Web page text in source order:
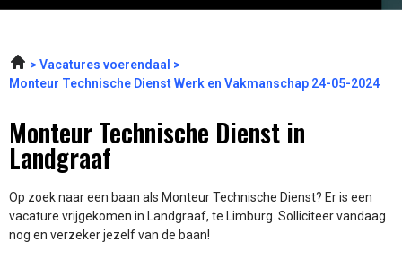
Vacatures voerendaal
Monteur Technische Dienst Werk en Vakmanschap 24-05-2024
Monteur Technische Dienst in
Landgraaf
Op zoek naar een baan als Monteur Technische Dienst? Er is een
vacature vrijgekomen in Landgraaf, te Limburg. Solliciteer vandaag
nog en verzeker jezelf van de baan!